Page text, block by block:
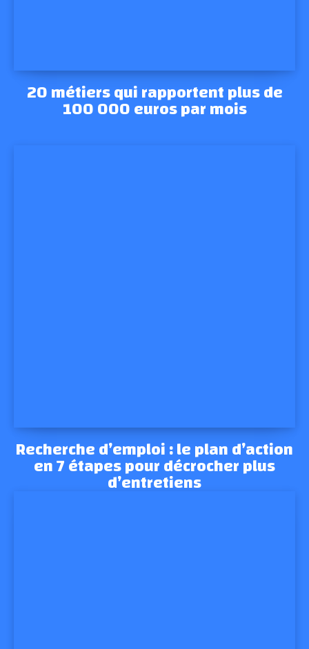
20 métiers qui rapportent plus de
100 000 euros par mois
Recherche d’emploi : le plan d’action
en 7 étapes pour décrocher plus
d’entretiens